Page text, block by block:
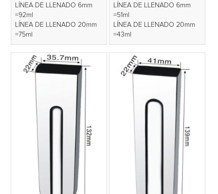
LÍNEA DE LLENADO 6mm
=92ml
LÍNEA DE LLENADO 20mm
=75ml
LÍNEA DE LLENADO 6mm
=51ml
LÍNEA DE LLENADO 20mm
=43ml